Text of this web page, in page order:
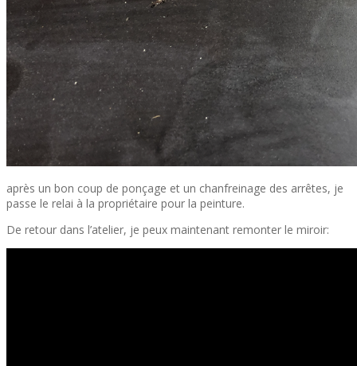
après un bon coup de ponçage et un chanfreinage des arrêtes, je
passe le relai à la propriétaire pour la peinture.
De retour dans l’atelier, je peux maintenant remonter le miroir: